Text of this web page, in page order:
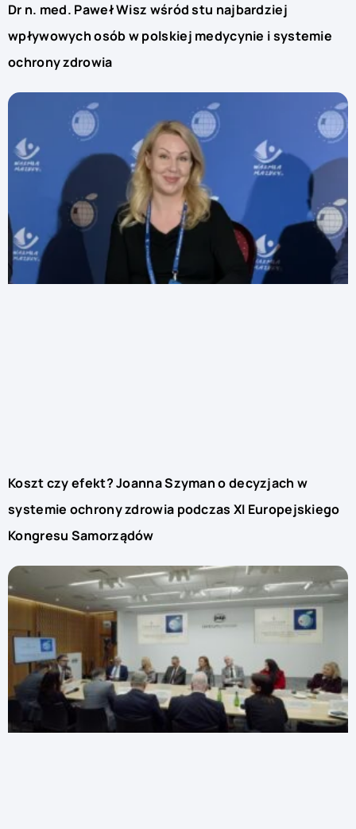
Dr n. med. Paweł Wisz wśród stu najbardziej
wpływowych osób w polskiej medycynie i systemie
ochrony zdrowia
Koszt czy efekt? Joanna Szyman o decyzjach w
systemie ochrony zdrowia podczas XI Europejskiego
Kongresu Samorządów